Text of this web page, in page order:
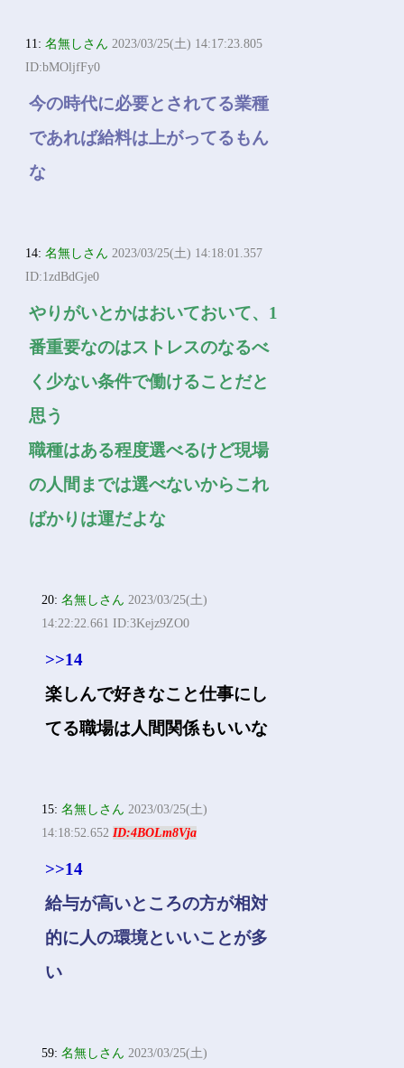
11:名無しさん 2023/03/25(土) 14:17:23.805
ID:bMOljfFy0
今の時代に必要とされてる業種
であれば給料は上がってるもん
な
14:名無しさん 2023/03/25(土) 14:18:01.357
ID:1zdBdGje0
やりがいとかはおいておいて、1
番重要なのはストレスのなるべ
く少ない条件で働けることだと
思う
職種はある程度選べるけど現場
の人間までは選べないからこれ
ばかりは運だよな
20:名無しさん 2023/03/25(土)
14:22:22.661 ID:3Kejz9ZO0
>>14
楽しんで好きなこと仕事にし
てる職場は人間関係もいいな
15:名無しさん 2023/03/25(土)
14:18:52.652ID:4BOLm8Vja
>>14
給与が高いところの方が相対
的に人の環境といいことが多
い
59:名無しさん 2023/03/25(土)